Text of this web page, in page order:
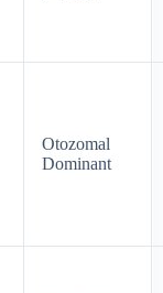
Otozomal
Dominant